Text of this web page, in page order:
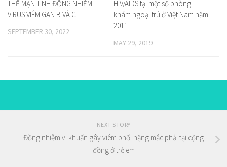
THỂ MẠN TÍNH ĐỒNG NHIỄM
VIRUS VIÊM GAN B VÀ C
SEPTEMBER 30, 2022
HIV/AIDS tại một số phòng
khám ngoại trú ở Việt Nam năm
2011
MAY 29, 2019
NEXT STORY
Đồng nhiễm vi khuẩn gây viêm phổi nặng mắc phải tại cộng
đồng ở trẻ em